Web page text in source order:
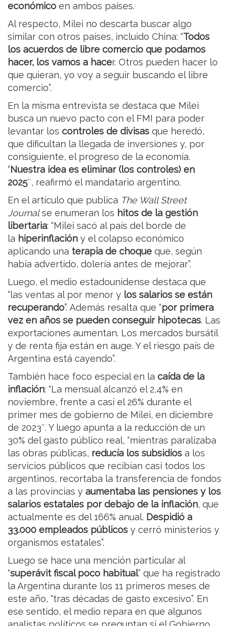
económico en ambos países.
Al respecto, Milei no descarta buscar algo
similar con otros países, incluido China: “Todos
los acuerdos de libre comercio que podamos
hacer, los vamos a hacer. Otros pueden hacer lo
que quieran, yo voy a seguir buscando el libre
comercio”.
En la misma entrevista se destaca que Milei
busca un nuevo pacto con el FMI para poder
levantar los controles de divisas que heredó,
que dificultan la llegada de inversiones y, por
consiguiente, el progreso de la economía.
“Nuestra idea es eliminar (los controles) en
2025″, reafirmó el mandatario argentino.
En el artículo que publica The Wall Street
Journalse enumeran los hitos de la gestión
libertaria: “Milei sacó al país del borde de
la hiperinflación y el colapso económico
aplicando una terapia de choque que, según
había advertido, dolería antes de mejorar”.
Luego, el medio estadounidense destaca que
“las ventas al por menor y los salarios se están
recuperando”. Además resalta que “por primera
vez en años se pueden conseguir hipotecas. Las
exportaciones aumentan. Los mercados bursátil
y de renta fija están en auge. Y el riesgo país de
Argentina está cayendo”.
También hace foco especial en la caída de la
inflación: “La mensual alcanzó el 2,4% en
noviembre, frente a casi el 26% durante el
primer mes de gobierno de Milei, en diciembre
de 2023″. Y luego apunta a la reducción de un
30% del gasto público real, “mientras paralizaba
las obras públicas, reducía los subsidios a los
servicios públicos que recibían casi todos los
argentinos, recortaba la transferencia de fondos
a las provincias y aumentaba las pensiones y los
salarios estatales por debajo de la inflación, que
actualmente es del 166% anual. Despidió a
33.000 empleados públicos y cerró ministerios y
organismos estatales”.
Luego se hace una mención particular al
“superávit fiscal poco habitual” que ha registrado
la Argentina durante los 11 primeros meses de
este año, “tras décadas de gasto excesivo”. En
ese sentido, el medio repara en que algunos